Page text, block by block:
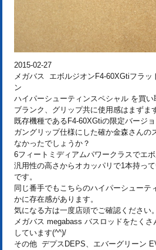
2015-02-27
メガバス エボルジオンF4-60XGtiフラッ
ン
ハイパーシューティンスペシャル を買い
ブランク、グリップ共に使用感はまずま
既存機種であるF4-60XGtiの限定バージ
ガングリップ仕様にした確か金森さんの
なかったでしょうか？
6フィートミディアムパワークラスでエ
汎用性の高さからオカッパリで1本持っ
です。
同じ番手でもこちらのハイパーシューテ
かに存在感があります。
気になる方は一度店頭でご確認ください。
メガバス megabass バスロッドをたく
しています(^^)/
その他 デプスDEPS、エバーグリーン